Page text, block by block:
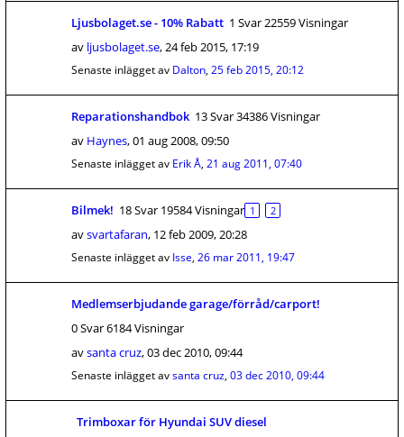
Ljusbolaget.se - 10% Rabatt 1 Svar 22559 Visningar
av ljusbolaget.se,24 feb 2015, 17:19
Senaste inlägget av Dalton, 25 feb 2015, 20:12
Reparationshandbok 13 Svar 34386 Visningar
av Haynes,01 aug 2008, 09:50
Senaste inlägget av Erik Å, 21 aug 2011, 07:40
Bilmek! 18 Svar 19584 Visningar 1 2
avsvartafaran, 12 feb 2009, 20:28
Senaste inlägget av Isse, 26 mar 2011, 19:47
Medlemserbjudande garage/förråd/carport!
0 Svar 6184 Visningar
avsanta cruz,03 dec 2010, 09:44
Senaste inlägget avsanta cruz, 03 dec 2010, 09:44
Trimboxar för Hyundai SUV diesel